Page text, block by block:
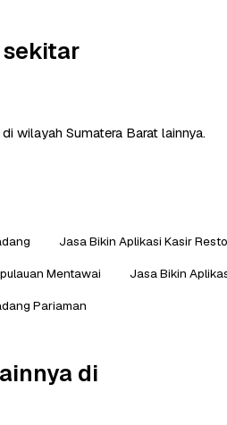
wilayah Sumatera Barat lainnya.
Jasa Bikin Aplikasi Kasir
Mentawai
Jasa Bikin
Pariaman
di